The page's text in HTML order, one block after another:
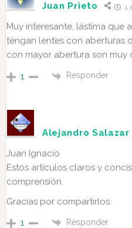
Juan Prieto 1
Muy interesante, lástima que
téngan lentes con aberturas
con mayor abertura son muy
1 Responder
Alejandro Salazar
Juan Ignacio
Estos artículos claros y
comprensión.
Gracias por compartirlos.
1 Responder